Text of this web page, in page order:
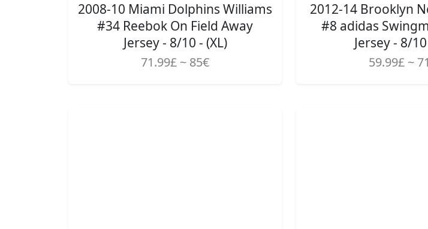
2008-10 Miami Dolphins Williams
#34 Reebok On Field Away
Jersey - 8/10 - (XL)
71.99£ ~ 85€
2012-14 Brooklyn
#8 adidas
Jersey - 8/
59.99£ ~